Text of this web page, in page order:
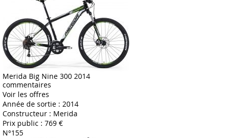
Merida Big Nine 300 2014
commentaires
Voir les offres
Année de sortie : 2014
Constructeur : Merida
Prix public : 769 €
N°155